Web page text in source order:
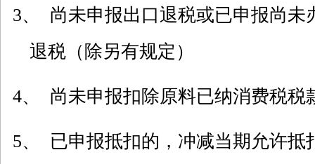
3、 尚未申报出口退税或已申报尚未
退税（除另有规定）
4、 尚未申报扣除原料已纳消费税税
5、 已申报抵扣的，冲减当期允许抵